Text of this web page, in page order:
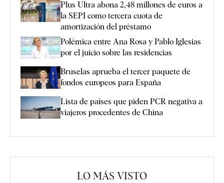
Plus Ultra abona 2,48 millones de euros a
la SEPI como tercera cuota de
amortización del préstamo
Polémica entre Ana Rosa y Pablo Iglesias
por el juicio sobre las residencias
Bruselas aprueba el tercer paquete de
fondos europeos para España
Lista de países que piden PCR negativa a
viajeros procedentes de China
LO MÁS VISTO